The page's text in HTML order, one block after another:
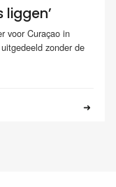
voor Curaçao in
zonder de